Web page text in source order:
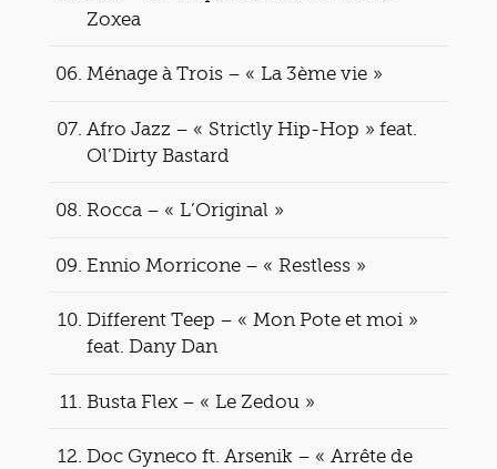
Zoxea
Ménage à Trois – « La 3ème vie »
Afro Jazz – « Strictly Hip-Hop » feat.
Ol’Dirty Bastard
Rocca – « L’Original »
Ennio Morricone – « Restless »
Different Teep – « Mon Pote et moi »
feat. Dany Dan
Busta Flex – « Le Zedou »
Doc Gyneco ft. Arsenik – « Arrête de